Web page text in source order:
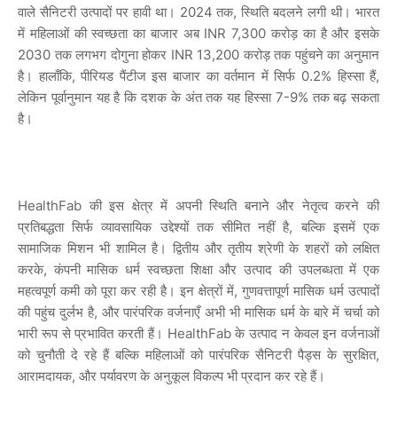
वाले सैनिटरी उत्पादों पर हावी था। 2024तक,स्थिति बदलने लगी थी। भारत
में महिलाओं की स्वच्छता का बाजार अबINR 7,300 करोड़ का है और इसके
2030 तक लगभग दोगुना होकर INR 13,200 करोड़ तक पहुंचने का अनुमान
है। हालाँकि,पीरियड पैंटीज इस बाजार का वर्तमान में सिर्फ 0.2% हिस्सा हैं,
लेकिन पूर्वानुमान यह है कि दशक के अंत तक यह हिस्सा7-9% तक बढ़ सकता
है।
HealthFab की इस क्षेत्र में अपनी स्थिति बनाने और नेतृत्व करने की
प्रतिबद्धता सिर्फ व्यावसायिक उद्देश्यों तक सीमित नहीं है, बल्कि इसमें एक
सामाजिक मिशन भी शामिल है। द्वितीय और तृतीय श्रेणी के शहरों को लक्षित
करके, कंपनी मासिक धर्म स्वच्छता शिक्षा और उत्पाद की उपलब्धता में एक
महत्वपूर्ण कमी को पूरा कर रही है। इन क्षेत्रों में, गुणवत्तापूर्ण मासिक धर्म उत्पादों
की पहुंच दुर्लभ है, और पारंपरिक वर्जनाएँ अभी भी मासिक धर्म के बारे में चर्चा को
भारी रूप से प्रभावित करती हैं। HealthFabके उत्पाद न केवल इन वर्जनाओं
को चुनौती दे रहे हैं बल्कि महिलाओं को पारंपरिक सैनिटरी पैड्स के सुरक्षित,
आरामदायक, और पर्यावरण के अनुकूल विकल्प भी प्रदान कर रहे हैं।